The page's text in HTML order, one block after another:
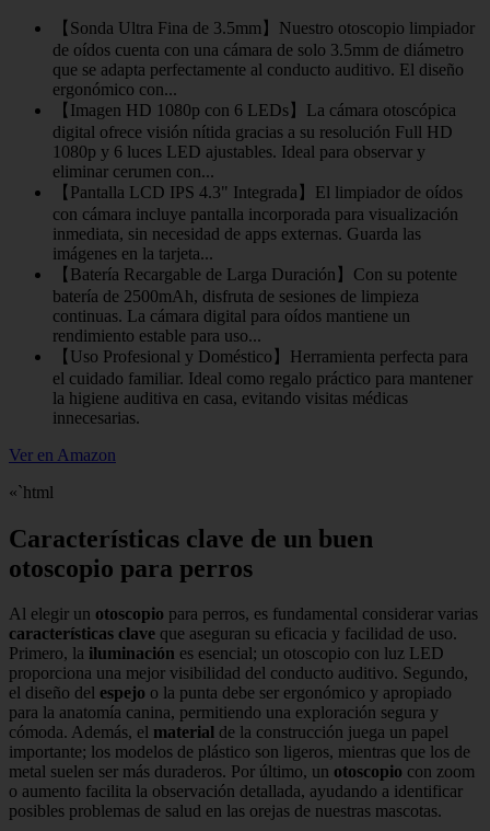
【Sonda Ultra Fina de 3.5mm】Nuestro otoscopio limpiador
de oídos cuenta con una cámara de solo 3.5mm de diámetro
que se adapta perfectamente al conducto auditivo. El diseño
ergonómico con...
【Imagen HD 1080p con 6 LEDs】La cámara otoscópica
digital ofrece visión nítida gracias a su resolución Full HD
1080p y 6 luces LED ajustables. Ideal para observar y
eliminar cerumen con...
【Pantalla LCD IPS 4.3" Integrada】El limpiador de oídos
con cámara incluye pantalla incorporada para visualización
inmediata, sin necesidad de apps externas. Guarda las
imágenes en la tarjeta...
【Batería Recargable de Larga Duración】Con su potente
batería de 2500mAh, disfruta de sesiones de limpieza
continuas. La cámara digital para oídos mantiene un
rendimiento estable para uso...
【Uso Profesional y Doméstico】Herramienta perfecta para
el cuidado familiar. Ideal como regalo práctico para mantener
la higiene auditiva en casa, evitando visitas médicas
innecesarias.
Ver en Amazon
«`html
Características clave de un buen
otoscopio para perros
Al elegir un otoscopio para perros, es fundamental considerar varias
características clave que aseguran su eficacia y facilidad de uso.
Primero, la iluminación es esencial; un otoscopio con luz LED
proporciona una mejor visibilidad del conducto auditivo. Segundo,
el diseño del espejo o la punta debe ser ergonómico y apropiado
para la anatomía canina, permitiendo una exploración segura y
cómoda. Además, el material de la construcción juega un papel
importante; los modelos de plástico son ligeros, mientras que los de
metal suelen ser más duraderos. Por último, un otoscopio con zoom
o aumento facilita la observación detallada, ayudando a identificar
posibles problemas de salud en las orejas de nuestras mascotas.